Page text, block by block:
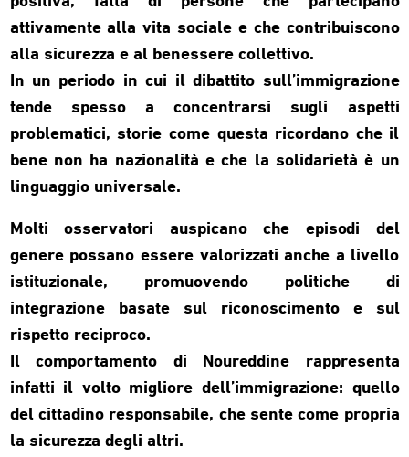
attivamente alla vita sociale e che contribuiscono
alla sicurezza e al benessere collettivo.
In un periodo in cui il dibattito sull’immigrazione
tende spesso a concentrarsi sugli aspetti
problematici, storie come questa ricordano che il
bene non ha nazionalità e che la solidarietà è un
linguaggio universale.
Molti osservatori auspicano che episodi del
genere possano essere valorizzati anche a livello
istituzionale, promuovendo politiche di
integrazione basate sul riconoscimento e sul
rispetto reciproco.
Il comportamento di Noureddine rappresenta
infatti il volto migliore dell’immigrazione: quello
del cittadino responsabile, che sente come propria
la sicurezza degli altri.